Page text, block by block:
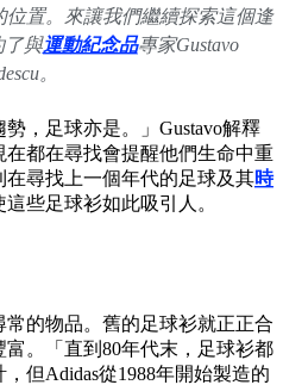
置。來讓我們繼續探索這個逢
了與運動紀念品專家Gustavo
。
，足球亦是。」Gustavo解釋
都在尋找會提醒他們生命中重
尋找上一個年代的足球及其時
些足球衫如此吸引人。
的物品。舊的足球衫就正正合
。「直到80年代末，足球衫都
但Adidas從1988年開始製造的